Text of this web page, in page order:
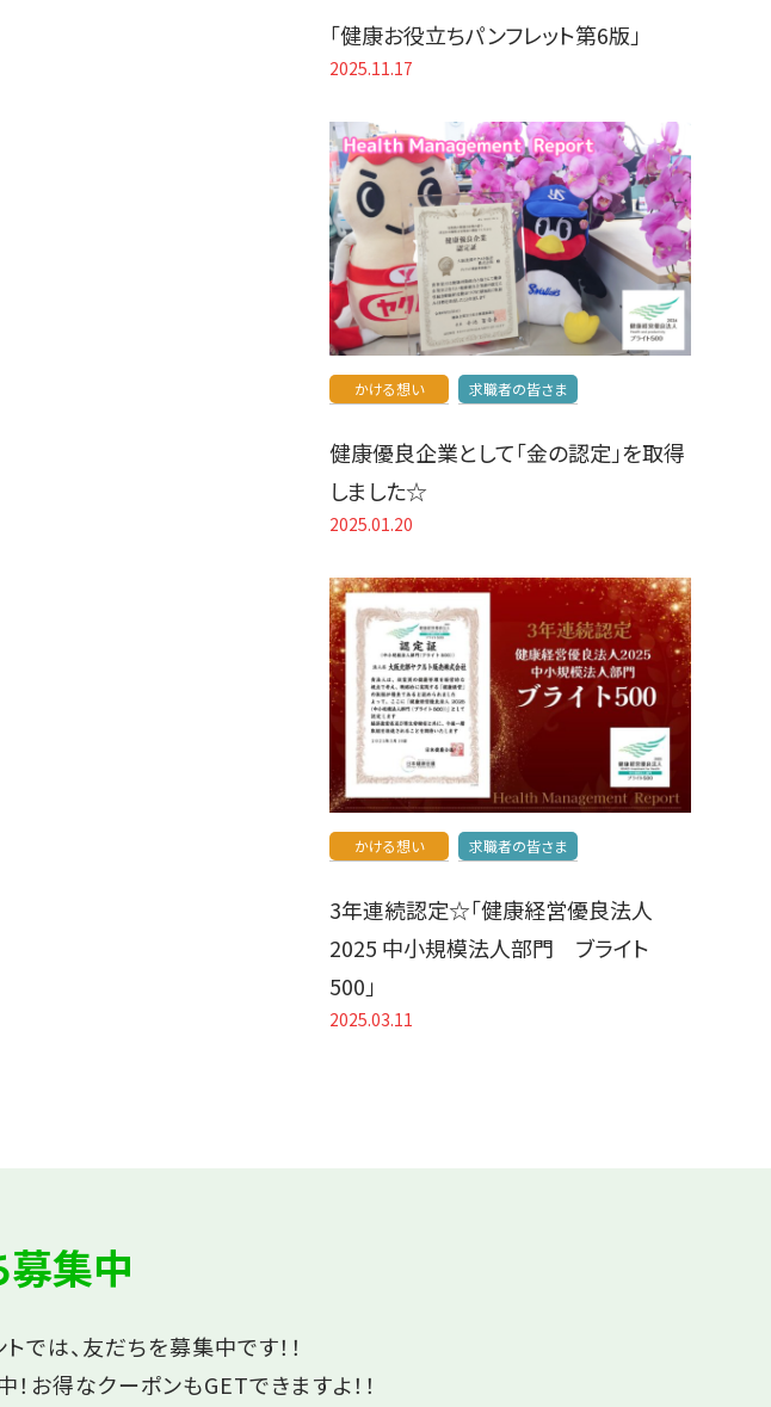
「健康お役立ちパンフレット第6版」
2025.11.17
かける想い 求職者の皆さま
健康優良企業として「金の認定」を取得
しました☆
2025.01.20
かける想い 求職者の皆さま
3年連続認定☆「健康経営優良法人
2025 中小規模法人部門 ブライト
500」
2025.03.11
集中
は、友だちを募集中です！！
お得なクーポンもGETできますよ！！